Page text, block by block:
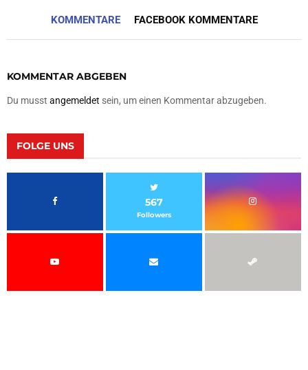
KOMMENTARE FACEBOOK KOMMENTARE
KOMMENTAR ABGEBEN
Du musst angemeldet sein, um einen Kommentar abzugeben.
FOLGE UNS
567
Followers